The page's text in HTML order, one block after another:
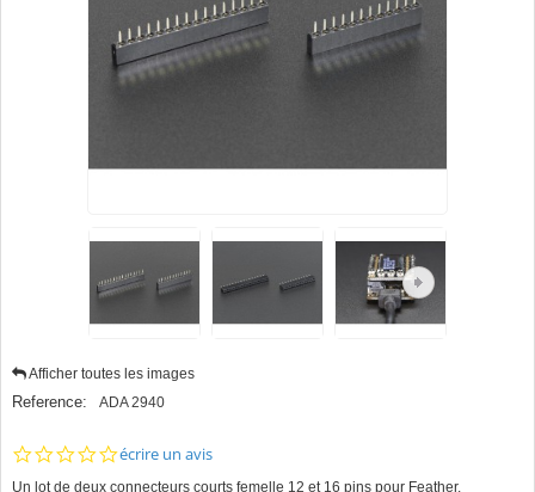
Afficher toutes les images
Reference: ADA 2940
0.0
écrire un avis
Un lot de deux connecteurs courts femelle 12 et 16 pins pour Feather.